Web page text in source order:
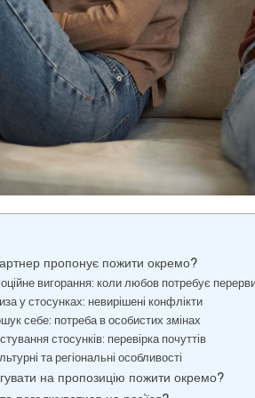
пропонує пожити окремо?
вигорання: коли любов потребує
у стосунках: невирішені конфлікти
себе: потреба в особистих змінах
стосунків: перевірка почуттів
та регіональні особливості
на пропозицію пожити окремо?